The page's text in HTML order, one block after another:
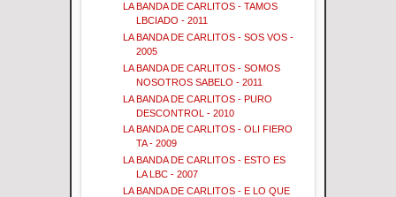
LA BANDA DE CARLITOS - TAMOS
LBCIADO - 2011
LA BANDA DE CARLITOS - SOS VOS -
2005
LA BANDA DE CARLITOS - SOMOS
NOSOTROS SABELO - 2011
LA BANDA DE CARLITOS - PURO
DESCONTROL - 2010
LA BANDA DE CARLITOS - OLI FIERO
TA - 2009
LA BANDA DE CARLITOS - ESTO ES
LA LBC - 2007
LA BANDA DE CARLITOS - E LO QUE